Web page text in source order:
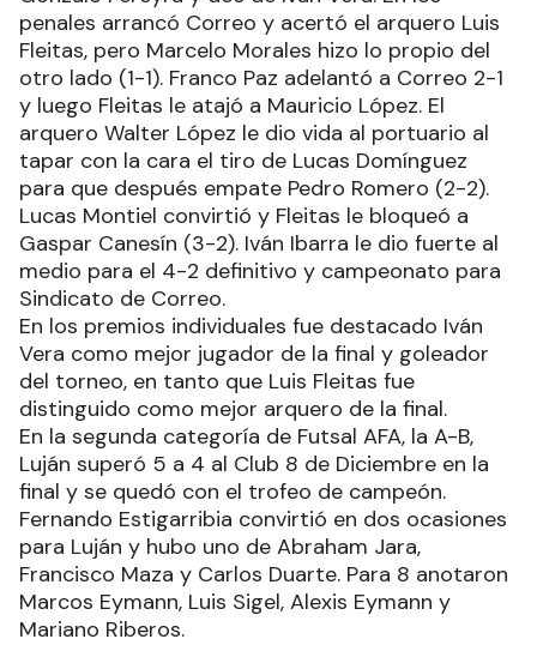
penales arrancó Correo y acertó el arquero Luis
Fleitas, pero Marcelo Morales hizo lo propio del
otro lado (1-1). Franco Paz adelantó a Correo 2-1
y luego Fleitas le atajó a Mauricio López. El
arquero Walter López le dio vida al portuario al
tapar con la cara el tiro de Lucas Domínguez
para que después empate Pedro Romero (2-2).
Lucas Montiel convirtió y Fleitas le bloqueó a
Gaspar Canesín (3-2). Iván Ibarra le dio fuerte al
medio para el 4-2 definitivo y campeonato para
Sindicato de Correo.
En los premios individuales fue destacado Iván
Vera como mejor jugador de la final y goleador
del torneo, en tanto que Luis Fleitas fue
distinguido como mejor arquero de la final.
En la segunda categoría de Futsal AFA, la A-B,
Luján superó 5 a 4 al Club 8 de Diciembre en la
final y se quedó con el trofeo de campeón.
Fernando Estigarribia convirtió en dos ocasiones
para Luján y hubo uno de Abraham Jara,
Francisco Maza y Carlos Duarte. Para 8 anotaron
Marcos Eymann, Luis Sigel, Alexis Eymann y
Mariano Riberos.